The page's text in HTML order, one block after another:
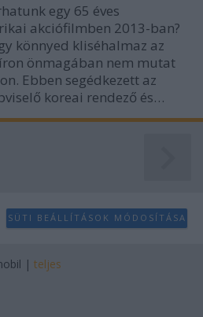
egy 65 éves
akciófilmben 2013-ban?
könnyed kliséhalmaz az
önmagában nem mutat
Ebben segédkezett az
koreai rendező és…
SÜTI BEÁLLÍTÁSOK MÓDOSÍTÁSA
| teljes